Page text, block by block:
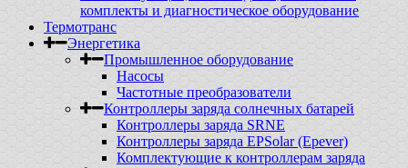
комплекты и диагностическое оборудование
Термотранс
Энергетика
Промышленное оборудование
Насосы
Частотные преобразователи
Контроллеры заряда солнечных батарей
Контроллеры заряда SRNE
Контроллеры заряда EPSolar (Epever)
Комплектующие к контроллерам заряда